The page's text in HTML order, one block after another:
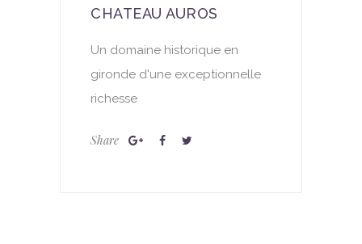
CHATEAU AUROS
Un domaine historique en
gironde d'une exceptionnelle
richesse
Share